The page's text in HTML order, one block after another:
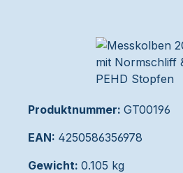
Produktnummer: GT00196
EAN: 4250586356978
Gewicht: 0.105 kg